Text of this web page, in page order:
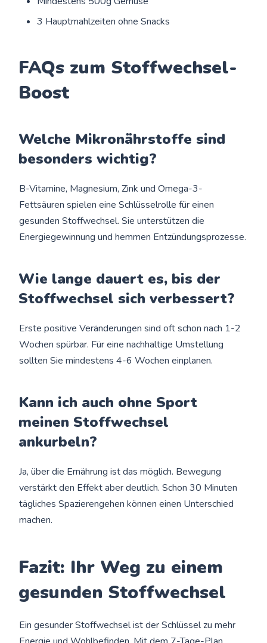
3 Hauptmahlzeiten ohne Snacks
FAQs zum Stoffwechsel-
Boost
Welche Mikronährstoffe sind
besonders wichtig?
B-Vitamine, Magnesium, Zink und Omega-3-
Fettsäuren spielen eine Schlüsselrolle für einen
gesunden Stoffwechsel. Sie unterstützen die
Energiegewinnung und hemmen Entzündungsprozesse.
Wie lange dauert es, bis der
Stoffwechsel sich verbessert?
Erste positive Veränderungen sind oft schon nach 1-2
Wochen spürbar. Für eine nachhaltige Umstellung
sollten Sie mindestens 4-6 Wochen einplanen.
Kann ich auch ohne Sport
meinen Stoffwechsel
ankurbeln?
Ja, über die Ernährung ist das möglich. Bewegung
verstärkt den Effekt aber deutlich. Schon 30 Minuten
tägliches Spazierengehen können einen Unterschied
machen.
Fazit: Ihr Weg zu einem
gesunden Stoffwechsel
Ein gesunder Stoffwechsel ist der Schlüssel zu mehr